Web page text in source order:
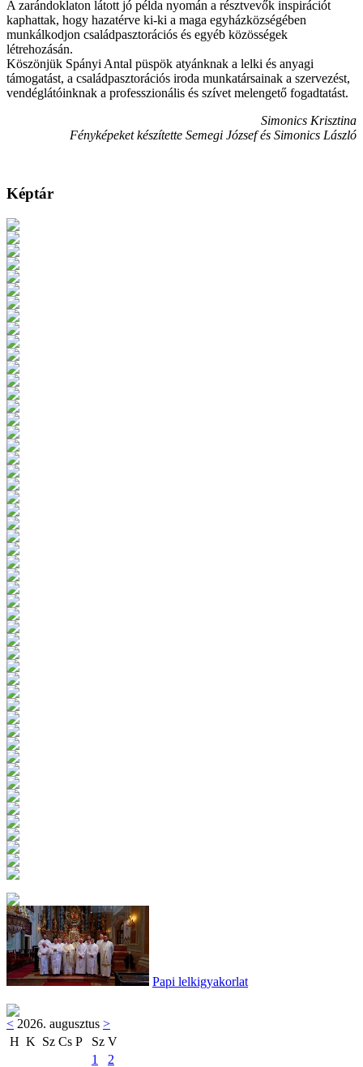
A zarándoklaton látott jó példa nyomán a résztvevők inspirációt
kaphattak, hogy hazatérve ki-ki a maga egyházközségében
munkálkodjon családpasztorációs és egyéb közösségek
létrehozásán.
Köszönjük Spányi Antal püspök atyánknak a lelki és anyagi
támogatást, a családpasztorációs iroda munkatársainak a szervezést,
vendéglátóinknak a professzionális és szívet melengető fogadtatást.
Simonics Krisztina
Fényképeket készítette Semegi József és Simonics László
Képtár
Papi lelkigyakorlat
< 2026. augusztus >
H K Sz Cs P Sz V
1
2